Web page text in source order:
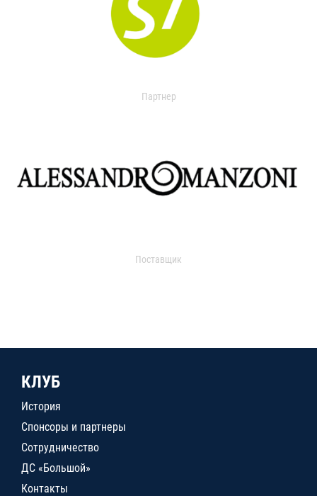
Партнер
Поставщик
КЛУБ
История
Спонсоры и партнеры
Сотрудничество
ДС «Большой»
Контакты